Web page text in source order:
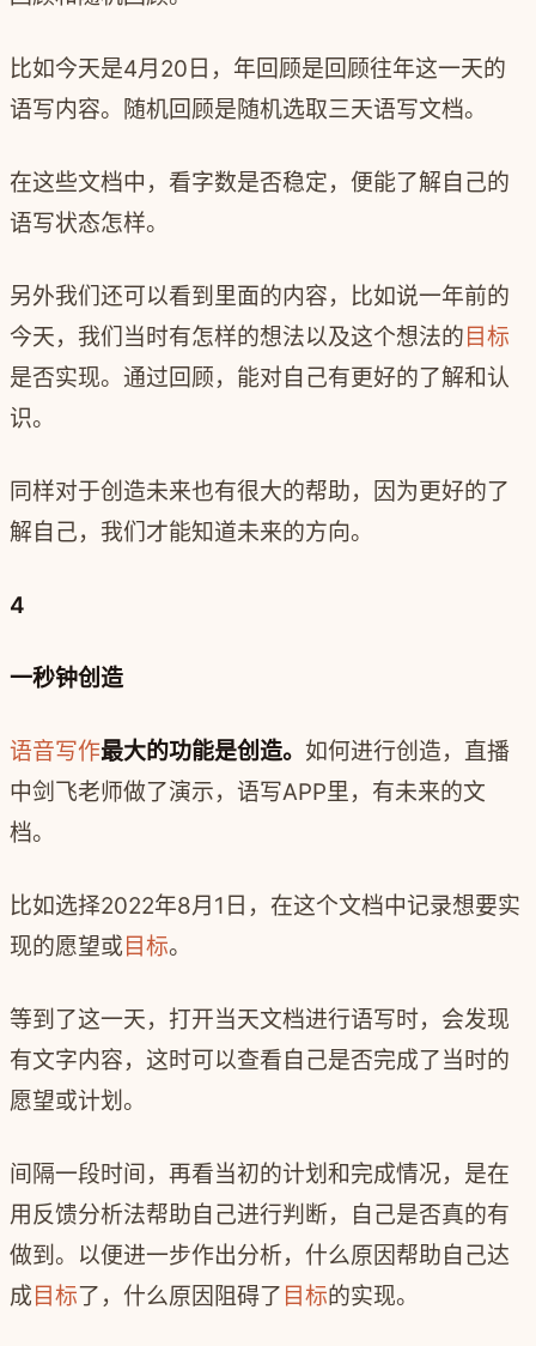
比如今天是4月20日，年回顾是回顾往年这一天的
语写内容。随机回顾是随机选取三天语写文档。
在这些文档中，看字数是否稳定，便能了解自己的
语写状态怎样。
另外我们还可以看到里面的内容，比如说一年前的
今天，我们当时有怎样的想法以及这个想法的 目标
是否实现。通过回顾，能对自己有更好的了解和认
识。
同样对于创造未来也有很大的帮助，因为更好的了
解自己，我们才能知道未来的方向。
4
一秒钟创造
语音写作最大的功能是创造。 如何进行创造，直播
中剑飞老师做了演示，语写APP里，有未来的文
档。
比如选择2022年8月1日，在这个文档中记录想要实
现的愿望或 目标。
等到了这一天，打开当天文档进行语写时，会发现
有文字内容，这时可以查看自己是否完成了当时的
愿望或计划。
间隔一段时间，再看当初的计划和完成情况，是在
用反馈分析法帮助自己进行判断，自己是否真的有
做到。以便进一步作出分析，什么原因帮助自己达
成 目标了，什么原因阻碍了 目标的实现。